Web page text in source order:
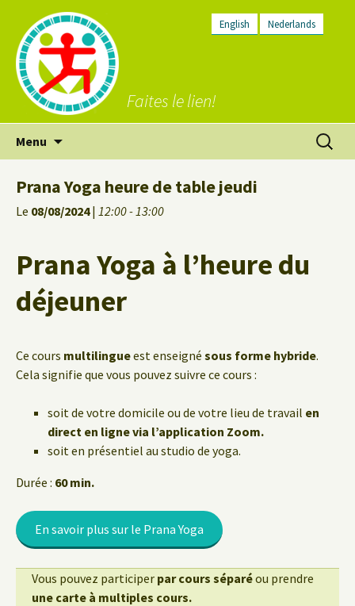
English Nederlands
Faites le lien!
Menu
Prana Yoga heure de table jeudi
Le 08/08/2024| 12:00 - 13:00
Prana Yoga à l’heure du
déjeuner
Ce cours multilingueest enseigné sous forme hybride.
Cela signifie que vous pouvez suivre ce cours :
soit de votre domicile ou de votre lieu de travail en
direct en ligne via l’application Zoom.
soit en présentiel au studio de yoga.
Durée : 60 min.
En savoir plus sur le Prana Yoga
Vous pouvez participer par cours séparéou prendre
une carte à multiples cours.